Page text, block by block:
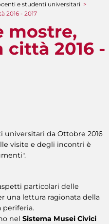
e studenti universitari >
2016 - 2017
mostre,
città 2016 -
da Ottobre 2016
visite e degli incontri è
particolari delle
una lettura ragionata della
periferia.
nel Sistema Musei Civici